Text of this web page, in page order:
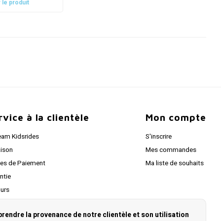
produit
à la clientèle
Kidsrides
de Paiement
Contacter
Mon compte
S'inscrire
Mes commandes
Ma liste de souhaits
la provenance de notre clientèle et son utilisation